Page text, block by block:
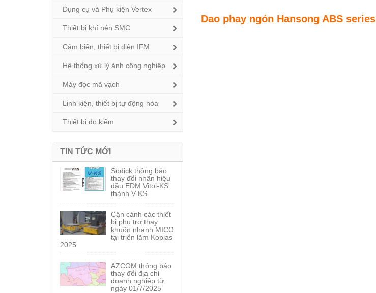
Dụng cụ và Phụ kiện Vertex
Thiết bị khí nén SMC
Cảm biến, thiết bị điện IFM
Hệ thống xử lý ảnh công nghiệp
Máy đọc mã vạch
Linh kiện, thiết bị tự động hóa
Thiết bị đo kiểm
TIN TỨC MỚI
Sodick thông báo
thay đổi nhãn hiệu
dầu EDM Vitol-KS
thành V-KS
Cận cảnh các thiết
bị phụ trợ thay
khuôn nhanh MICO
tại triển lãm Koplas
2025
AZCOM thông báo
thay đổi địa chỉ
doanh nghiệp từ
ngày 01/7/2025
Dao phay ngón Hansong ABS series